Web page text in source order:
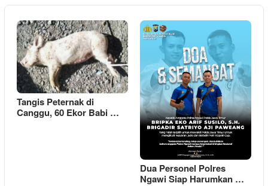
Tangis Peternak di
Canggu, 60 Ekor Babi …
Dua Personel Polres
Ngawi Siap Harumkan …